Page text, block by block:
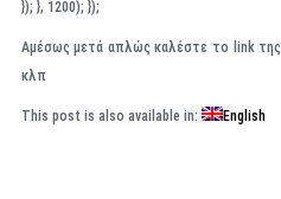
}); }, 1200); });
Αμέσως μετά απλώς καλέστε το link της
κλπ
This post is also available in: English